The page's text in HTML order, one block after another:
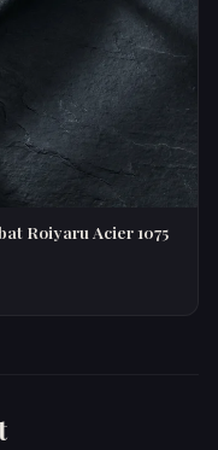
Roiyaru Acier 1075